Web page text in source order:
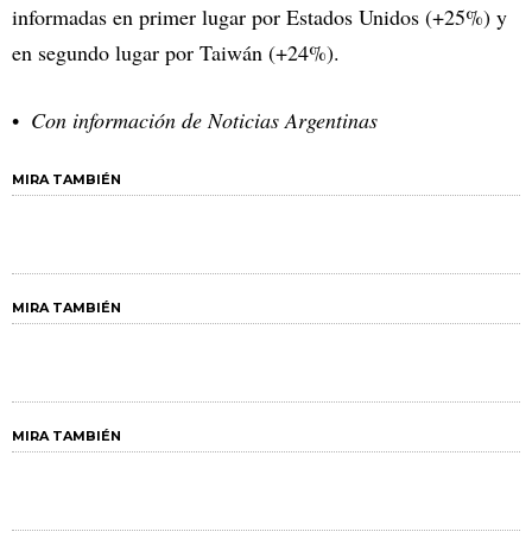
informadas en primer lugar por Estados Unidos (+25%) y
en segundo lugar por Taiwán (+24%).
Con información de Noticias Argentinas
MIRA TAMBIÉN
MIRA TAMBIÉN
MIRA TAMBIÉN